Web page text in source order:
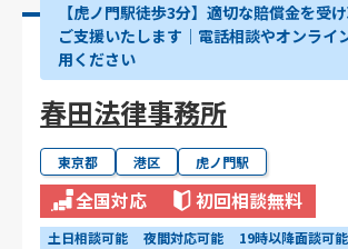
【虎ノ門駅徒歩3分】適切な賠償金を受
ご支援いたします│電話相談やオンライ
用ください
春田法律事務所
東京都 港区 虎ノ門駅
全国対応 初回相談無料
土日相談可能 夜間対応可能 19時以降面談可能